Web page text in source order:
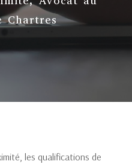
Chartres
les qualifications de